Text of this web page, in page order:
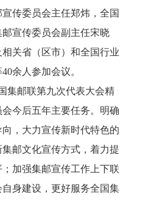
传委员会主任郑炜，全国
宣传委员会副主任宋晓
关省（区市）和全国行业
余人参加会议。
邮联第九次代表大会精
今后五年主要任务。明确
，大力宣传新时代特色的
邮文化宣传方式，着力提
加强集邮宣传工作上下联
身建设，更好服务全国集